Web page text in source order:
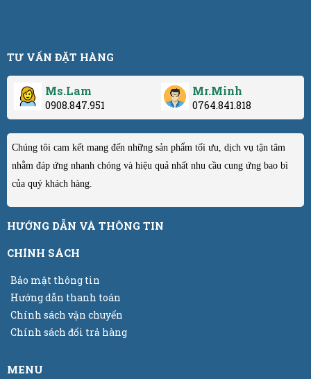
TƯ VẤN ĐẶT HÀNG
Ms.Lam
0908.847.951
Mr.Minh
0764.841.818
Chúng tôi cam kết mang đến những sản phẩm tối ưu, dịch vụ tận tâm
nhằm đáp ứng nhanh chóng và hiệu quả nhất nhu cầu cung ứng bao bì
của quý khách hàng.
HƯỚNG DẪN VÀ THÔNG TIN
CHÍNH SÁCH
Bảo mật thông tin
Hướng dẫn thanh toán
Chính sách vận chuyển
Chính sách đổi trả hàng
MENU